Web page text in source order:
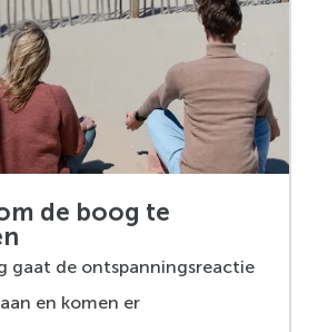
de boog te
gaat de ontspanningsreactie
en komen er